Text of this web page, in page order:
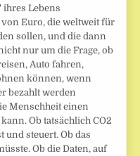
Lebens
Euro, die weltweit für
sollen, und die dann
nur um die Frage, ob
Auto fahren,
können, wenn
bezahlt werden
Menschheit einen
Ob tatsächlich CO2
und steuert. Ob das
Ob die Daten, auf